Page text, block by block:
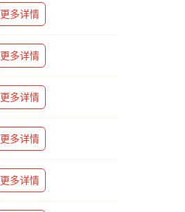
更多详情
更多详情
更多详情
更多详情
更多详情